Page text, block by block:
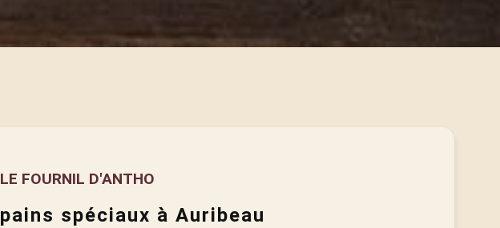
LE FOURNIL D'ANTHO
pains spéciaux à Auribeau